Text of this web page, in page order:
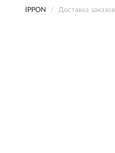
IPPON Доставка заказов